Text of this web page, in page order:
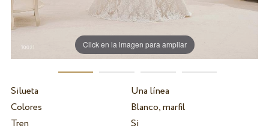
Click en la imagen para ampliar
Silueta
Una línea
Colores
Blanco, marfil
Tren
Si